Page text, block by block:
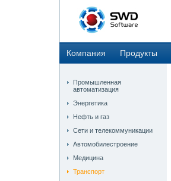
Компания Продукты
Промышленная
автоматизация
Энергетика
Нефть и газ
Сети и телекоммуникации
Автомобилестроение
Медицина
Транспорт